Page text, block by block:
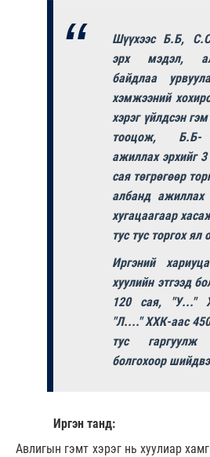
Шүүхээс Б.Б,
эрх мэдэл,
байдлаа
хэмжээний
хэрэг үйлдсэн
тооцож, Б.Б-
ажиллах эрхийг
сая төгрөгөөр
албанд
хугацаагаар
тус тус торгох ял
Иргэний
хуулийн этгээд
120 сая, "У..."
"Л...." ХХК-аас 450
тус
болгохоор
Иргэн танд:
Авлигын гэмт хэрэг нь хуулиар